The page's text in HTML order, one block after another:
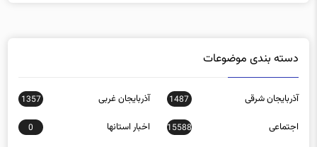
دسته بندی موضوعات
آذربایجان شرقی 1487 آذربایجان غربی 1357
اجتماعی 15588 اخبار استانها 0